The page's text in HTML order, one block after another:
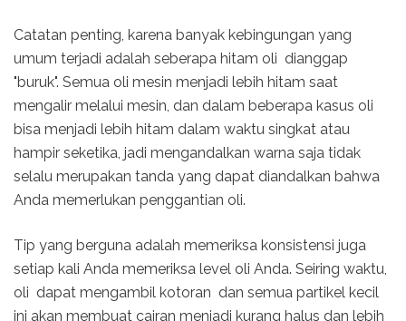
Catatan penting, karena banyak kebingungan yang
umum terjadi adalah seberapa hitam oli dianggap
"buruk". Semua oli mesin menjadi lebih hitam saat
mengalir melalui mesin, dan dalam beberapa kasus oli
bisa menjadi lebih hitam dalam waktu singkat atau
hampir seketika, jadi mengandalkan warna saja tidak
selalu merupakan tanda yang dapat diandalkan bahwa
Anda memerlukan penggantian oli.
Tip yang berguna adalah memeriksa konsistensi juga
setiap kali Anda memeriksa level oli Anda. Seiring waktu,
oli dapat mengambil kotoran dan semua partikel kecil
ini akan membuat cairan menjadi kurang halus dan lebih